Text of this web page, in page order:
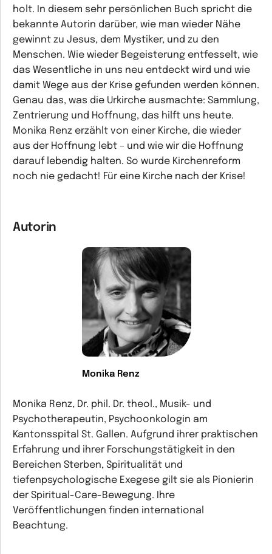
holt. In diesem sehr persönlichen Buch spricht die
bekannte Autorin darüber, wie man wieder Nähe
gewinnt zu Jesus, dem Mystiker, und zu den
Menschen. Wie wieder Begeisterung entfesselt, wie
das Wesentliche in uns neu entdeckt wird und wie
damit Wege aus der Krise gefunden werden können.
Genau das, was die Urkirche ausmachte: Sammlung,
Zentrierung und Hoffnung, das hilft uns heute.
Monika Renz erzählt von einer Kirche, die wieder
aus der Hoffnung lebt – und wie wir die Hoffnung
darauf lebendig halten. So wurde Kirchenreform
noch nie gedacht! Für eine Kirche nach der Krise!
Autorin
Monika Renz
Monika Renz, Dr. phil. Dr. theol., Musik- und
Psychotherapeutin, Psychoonkologin am
Kantonsspital St. Gallen. Aufgrund ihrer praktischen
Erfahrung und ihrer Forschungstätigkeit in den
Bereichen Sterben, Spiritualität und
tiefenpsychologische Exegese gilt sie als Pionierin
der Spiritual-Care-Bewegung. Ihre
Veröffentlichungen finden international
Beachtung.